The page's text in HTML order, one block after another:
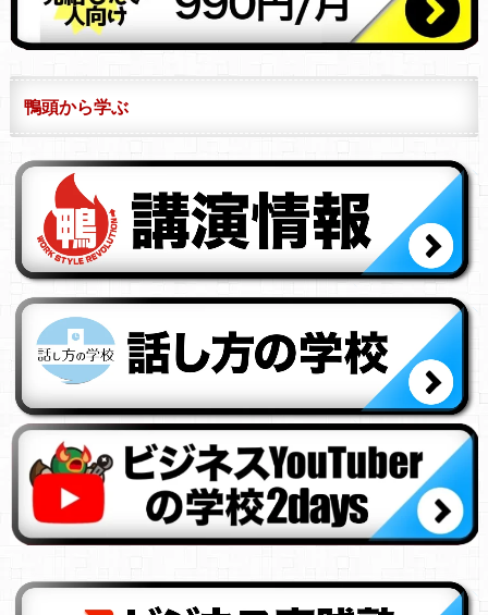
鴨頭から学ぶ